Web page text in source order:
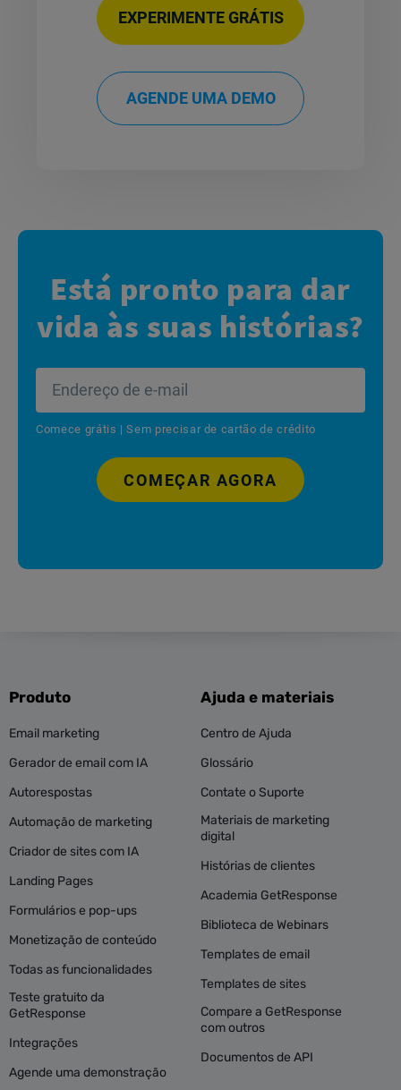
EXPERIMENTE GRÁTIS
AGENDE UMA DEMO
Está pronto para dar
vida às suas histórias?
Comece grátis | Sem precisar de cartão de crédito
COMEÇAR AGORA
Produto
Email marketing
Gerador de email com IA
Autorespostas
Automação de marketing
Criador de sites com IA
Landing Pages
Formulários e pop-ups
Monetização de conteúdo
Todas as funcionalidades
Teste gratuito da
GetResponse
Integrações
Agende uma demonstração
Ajuda e materiais
Centro de Ajuda
Glossário
Contate o Suporte
Materiais de marketing
digital
Histórias de clientes
Academia GetResponse
Biblioteca de Webinars
Templates de email
Templates de sites
Compare a GetResponse
com outros
Documentos de API